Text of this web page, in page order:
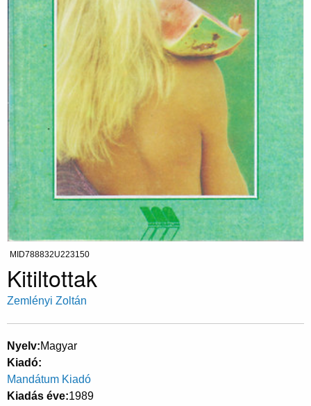
MID788832U223150
Kitiltottak
Zemlényi Zoltán
Nyelv Magyar
Kiadó
Mandátum Kiadó
Kiadás éve 1989